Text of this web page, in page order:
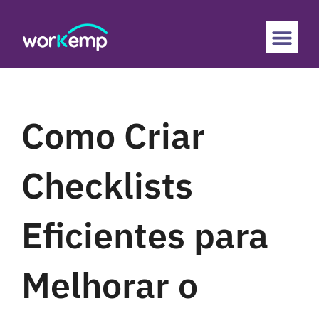
Como Criar
Checklists
Eficientes para
Melhorar o